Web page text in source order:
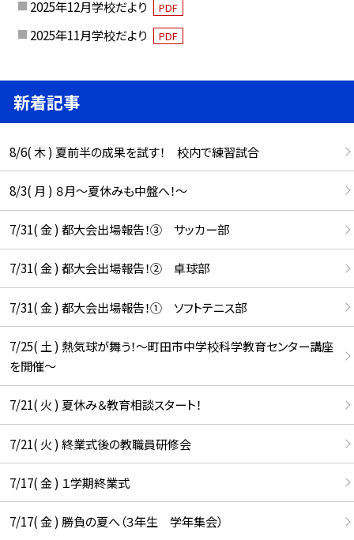
2025年12月学校だより PDF
2025年11月学校だより PDF
新着記事
8/6( 木 ) 夏前半の成果を試す！ 校内で練習試合
8/3( 月 ) ８月〜夏休みも中盤へ！〜
7/31( 金 ) 都大会出場報告！③ サッカー部
7/31( 金 ) 都大会出場報告！② 卓球部
7/31( 金 ) 都大会出場報告！① ソフトテニス部
7/25( 土 ) 熱気球が舞う！〜町田市中学校科学教育センター講座
を開催〜
7/21( 火 ) 夏休み＆教育相談スタート！
7/21( 火 ) 終業式後の教職員研修会
7/17( 金 ) １学期終業式
7/17( 金 ) 勝負の夏へ（３年生 学年集会）